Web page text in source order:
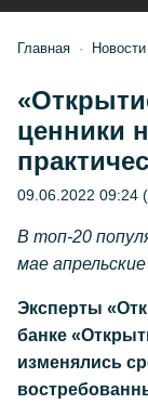
Главная Новости
ценники
09.06.2022 09:24
В топ-20
мае
Эксперты
банке
изменялись